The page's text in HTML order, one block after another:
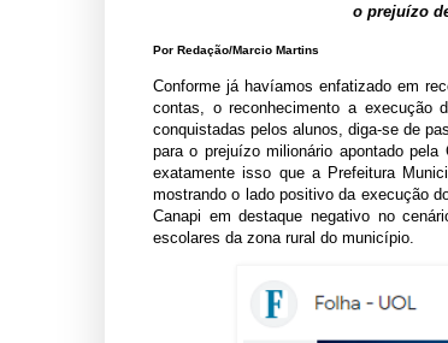
o prejuízo
Por Redação/Marcio Martins
Conforme já havíamos enfatizado em
contas, o reconhecimento a execução
conquistadas pelos alunos, diga-se de
para o prejuízo milionário apontado
exatamente isso que a Prefeitura
mostrando o lado positivo da execução
Canapi em destaque negativo no
escolares da zona rural do município.